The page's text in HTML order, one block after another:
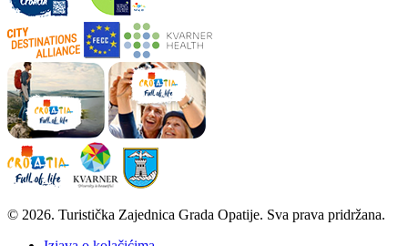
© 2026. Turistička Zajednica Grada Opatije. Sva prava pridržana.